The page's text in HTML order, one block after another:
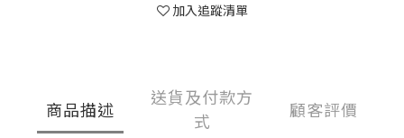
加入追蹤清單
商品描述
送貨及付款方
式
顧客評價